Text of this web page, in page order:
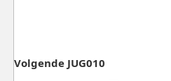
Volgende JUG010